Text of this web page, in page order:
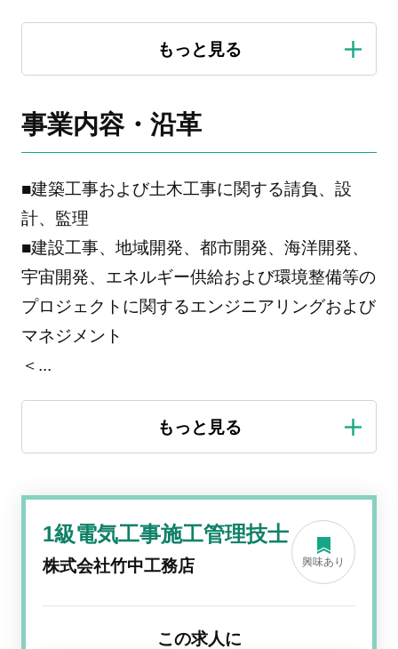
事業内容・沿革
■建築工事および土木工事に関する請負、設
計、監理
■建設工事、地域開発、都市開発、海洋開発、
宇宙開発、エネルギー供給および環境整備等の
プロジェクトに関するエンジニアリングおよび
マネジメント
＜ ...
1級電気工事施工管理技士
株式会社竹中工務店 興味あり
この求人に